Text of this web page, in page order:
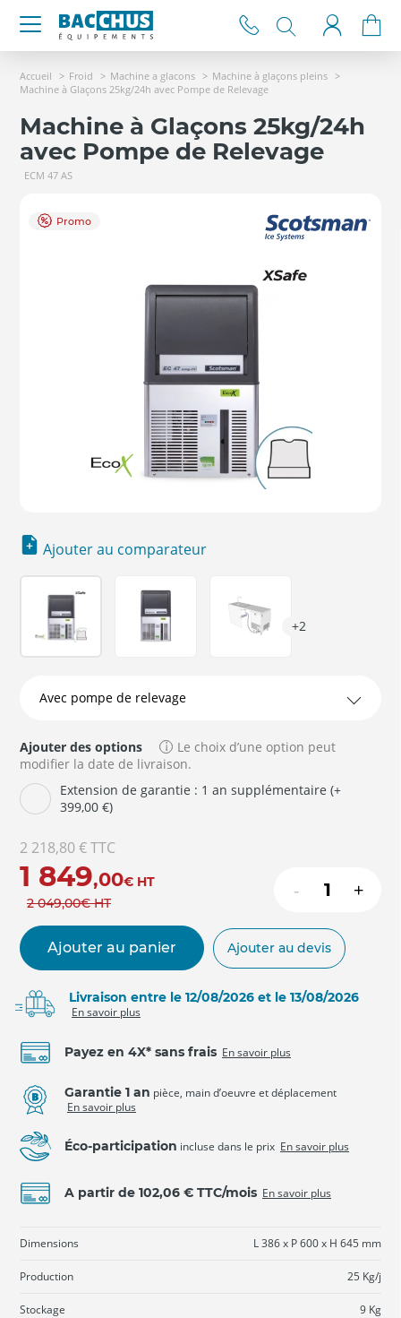
Accueil Froid Machine a glacons
Machine à glaçons pleins
Machine à Glaçons 25kg/24h avec Pompe de Relevage
Machine à Glaçons 25kg/24h
avec Pompe de Relevage
ECM 47 AS
Promo
Ajouter au comparateur
+2
Ajouter des options
Le choix d’une option peut
modifier la date de livraison.
Extension de garantie : 1 an supplémentaire (+
399,00 €)
2 218,80 €TTC
1 849,00€ HT
2 049,00€ HT
- +
Ajouter au panier Ajouter au devis
Livraison entre le 12/08/2026 et le 13/08/2026
En savoir plus
Payez en 4X* sans frais En savoir plus
Garantie 1 an pièce, main d’oeuvre et déplacement
En savoir plus
Éco-participation incluse dans le prix En savoir plus
A partir de 102,06 € TTC/mois En savoir plus
Dimensions L 386 x P 600 x H 645 mm
Production 25 Kg/j
Stockage 9 Kg